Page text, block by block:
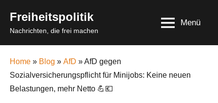
content
Freiheitspolitik
Nachrichten, die frei machen
Menü
Home » Blog » AfD » AfD gegen
Sozialversicherungspflicht für Minijobs: Keine neuen
Belastungen, mehr Netto 💪💶